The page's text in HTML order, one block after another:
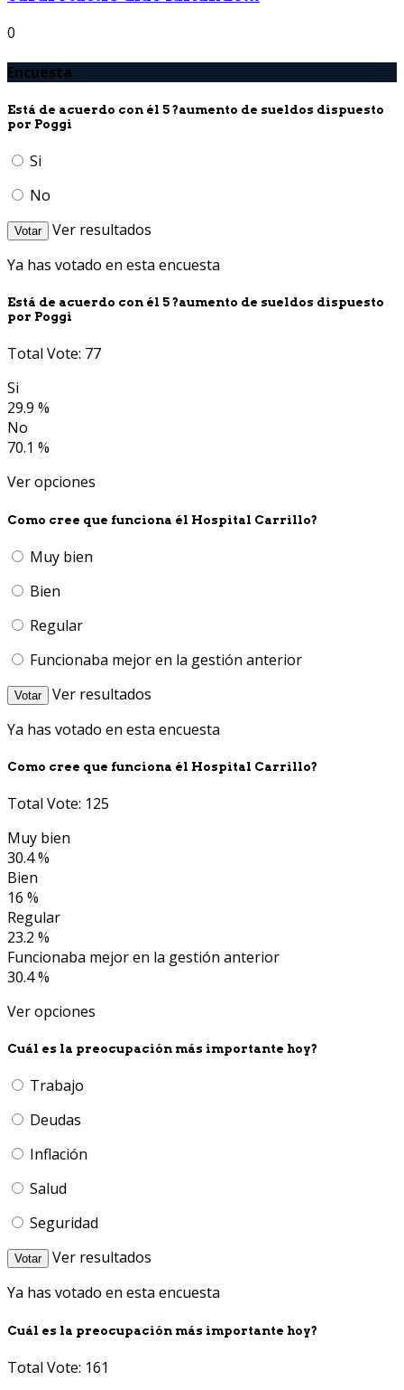
0
Encuesta
Está de acuerdo con él 5 ?aumento de sueldos dispuesto
por Poggi
Si
No
Votar
Ver resultados
Ya has votado en esta encuesta
Está de acuerdo con él 5 ?aumento de sueldos dispuesto
por Poggi
Total Vote: 77
Si
29.9 %
No
70.1 %
Ver opciones
Como cree que funciona él Hospital Carrillo?
Muy bien
Bien
Regular
Funcionaba mejor en la gestión anterior
Votar
Ver resultados
Ya has votado en esta encuesta
Como cree que funciona él Hospital Carrillo?
Total Vote: 125
Muy bien
30.4 %
Bien
16 %
Regular
23.2 %
Funcionaba mejor en la gestión anterior
30.4 %
Ver opciones
Cuál es la preocupación más importante hoy?
Trabajo
Deudas
Inflación
Salud
Seguridad
Votar
Ver resultados
Ya has votado en esta encuesta
Cuál es la preocupación más importante hoy?
Total Vote: 161